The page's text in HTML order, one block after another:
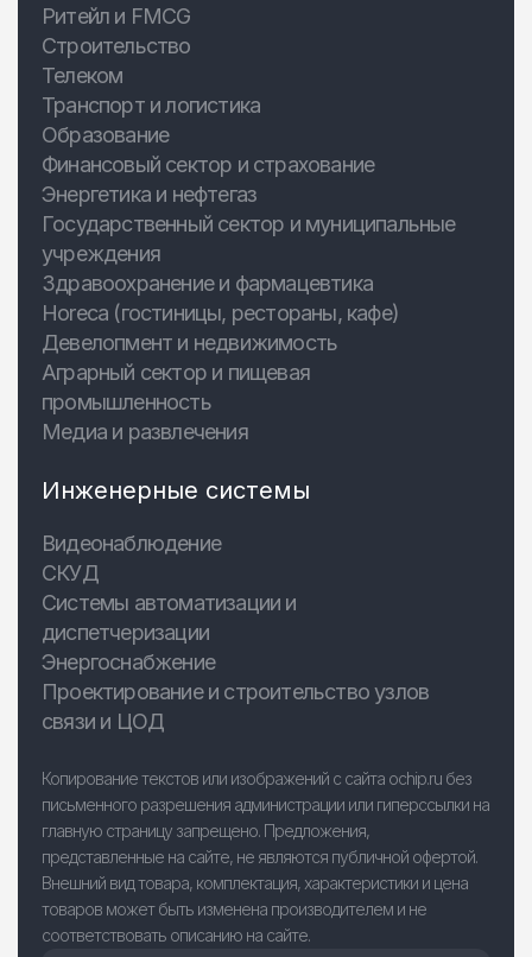
Ритейл и FMCG
Строительство
Телеком
Транспорт и логистика
Образование
Финансовый сектор и страхование
Энергетика и нефтегаз
Государственный сектор и муниципальные
учреждения
Здравоохранение и фармацевтика
Horeca (гостиницы, рестораны, кафе)
Девелопмент и недвижимость
Аграрный сектор и пищевая
промышленность
Медиа и развлечения
Инженерные системы
Видеонаблюдение
СКУД
Системы автоматизации и
диспетчеризации
Энергоснабжение
Проектирование и строительство узлов
связи и ЦОД
Копирование текстов или изображений с сайта ochip.ru без
письменного разрешения администрации или гиперссылки на
главную страницу запрещено. Предложения,
представленные на сайте, не являются публичной офертой.
Внешний вид товара, комплектация, характеристики и цена
товаров может быть изменена производителем и не
соответствовать описанию на сайте.